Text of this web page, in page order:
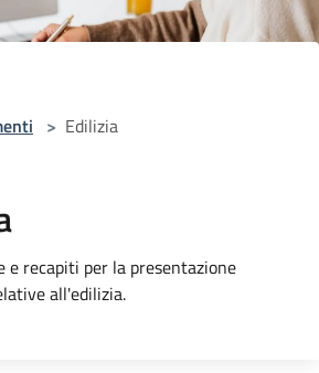
> Edilizia
e recapiti per la presentazione
all'edilizia.